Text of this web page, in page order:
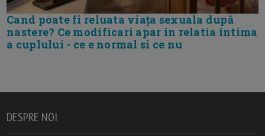
Cand poate fi reluata viața sexuala după
nastere? Ce modificari apar in relatia intima
a cuplului - ce e normal si ce nu
DESPRE NOI